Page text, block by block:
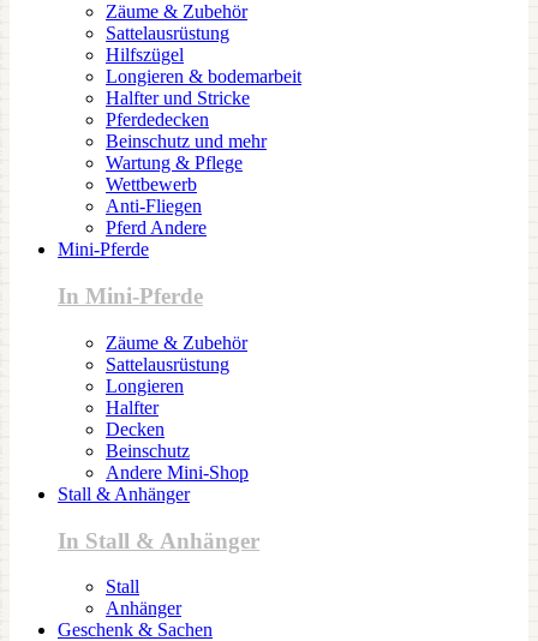
Zäume & Zubehör
Sattelausrüstung
Hilfszügel
Longieren & bodemarbeit
Halfter und Stricke
Pferdedecken
Beinschutz und mehr
Wartung & Pflege
Wettbewerb
Anti-Fliegen
Pferd Andere
Mini-Pferde
In Mini-Pferde
Zäume & Zubehör
Sattelausrüstung
Longieren
Halfter
Decken
Beinschutz
Andere Mini-Shop
Stall & Anhänger
In Stall & Anhänger
Stall
Anhänger
Geschenk & Sachen